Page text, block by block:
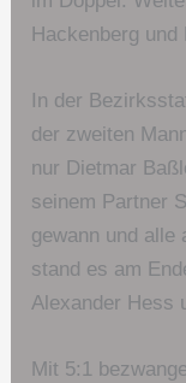
Hackenberg
In der
der zweiten
nur Dietmar
seinem Partner
gewann und alle
stand es am
Alexander Hess
Mit 5:1